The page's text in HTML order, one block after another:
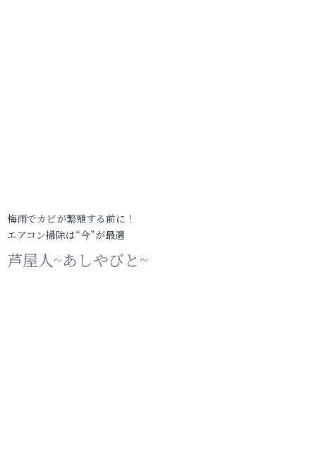
梅雨でカビが繁殖する前に！
エアコン掃除は“今”が最適
芦屋人~あしやびと~